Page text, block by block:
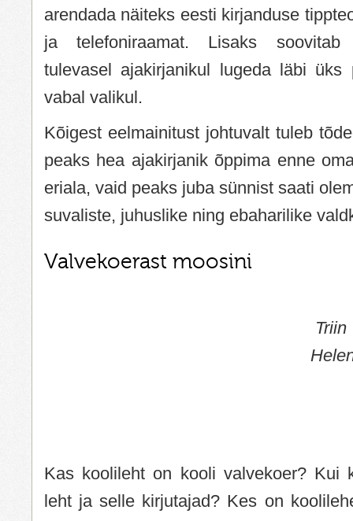
arendada näiteks eesti kirjanduse
ja telefoniraamat. Lisaks soovitab
tulevasel ajakirjanikul lugeda läbi üks
vabal valikul.
Kõigest eelmainitust johtuvalt tuleb
peaks hea ajakirjanik õppima enne
eriala, vaid peaks juba sünnist saati
suvaliste, juhuslike ning ebaharilike
Valvekoerast moosini
Kas koolileht on kooli valvekoer? Kui
leht ja selle kirjutajad? Kes on